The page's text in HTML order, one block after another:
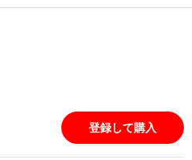
の仕事が楽しくなるワーキング・
です。
登録して購入